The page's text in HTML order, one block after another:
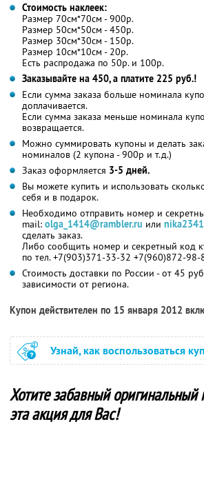
Стоимость наклеек:
Размер 70см*70см - 900р.
Размер 50см*50см - 450р.
Размер 30см*30см - 150р.
Размер 10см*10см - 20р.
Есть распродажа по 50р. и 100р.
Заказывайте на 450, а платите 225 руб.!
Если сумма заказа больше номинала
доплачивается.
Если сумма заказа меньше номинала
возвращается.
Можно суммировать купоны и делать
номиналов (2 купона - 900р и т.д.)
Заказ оформляется 3-5 дней.
Вы можете купить и использовать
себя и в подарок.
Необходимо отправить номер и
mail: olga_1414@rambler.ru или
сделать заказ.
Либо сообщить номер и секретный код
по тел. +7(903)371-33-32 +7(960)872-98-
Стоимость доставки по России - от 45
зависимости от региона.
Купон действителен по 15 января 2012
Узнай, как воспользоваться
Хотите забавный оригинальный
эта акция для Вас!